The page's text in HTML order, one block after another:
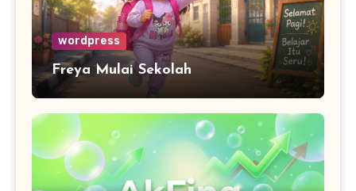
wordpress
Freya Mulai Sekolah